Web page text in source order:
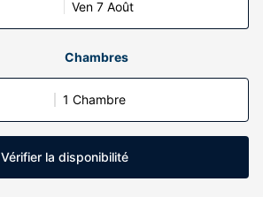
Ven 7 Août
Chambres
1 Chambre
Vérifier la disponibilité